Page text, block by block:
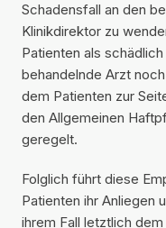
Schadensfall an den
Klinikdirektor zu
Patienten als
behandelnde Arzt
dem Patienten zur
den Allgemeinen
geregelt.
Folglich führt diese
Patienten ihr Anliegen
ihrem Fall letztlich